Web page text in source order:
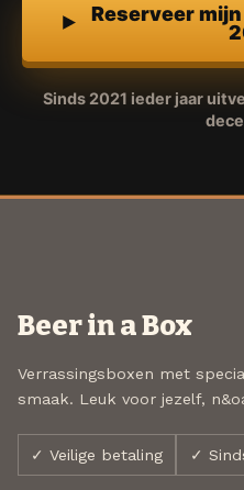
Reserveer
Sinds 2021 ieder jaar
Beer in a Box
Verrassingsboxen met
smaak. Leuk voor jezelf,
✓ Veilige betaling ✓